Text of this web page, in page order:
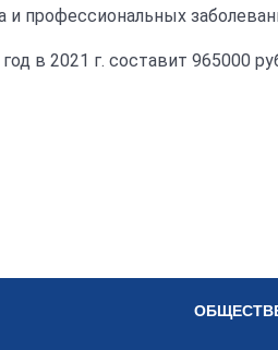
профессиональных
в 2021 г. составит 965000